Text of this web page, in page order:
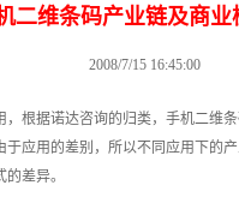
二维条码产业链及商业
2008/7/15 16:45:00
据诺达咨询的归类，手机二维
应用的差别，所以不同应用下的
差异。